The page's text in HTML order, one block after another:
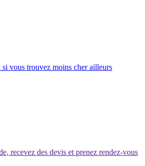
vous trouvez moins cher ailleurs
recevez des devis et prenez rendez-vous